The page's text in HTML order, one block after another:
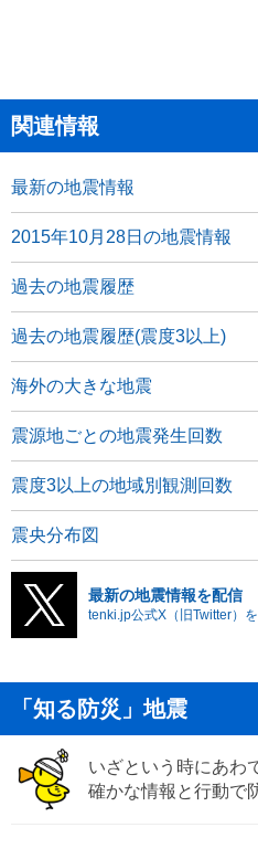
関連情報
最新の地震情報
2015年10月28日の地震情報
過去の地震履歴
過去の地震履歴(震度3以上)
海外の大きな地震
震源地ごとの地震発生回数
震度3以上の地域別観測回数
震央分布図
最新の地震情報を配信
tenki.jp公式X（旧Twitter）を
「知る防災」地震
いざという時にあわ
確かな情報と行動で